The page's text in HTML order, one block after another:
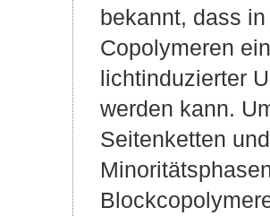
bekannt, dass
Copolymeren
lichtinduzierter
werden kann.
Seitenketten